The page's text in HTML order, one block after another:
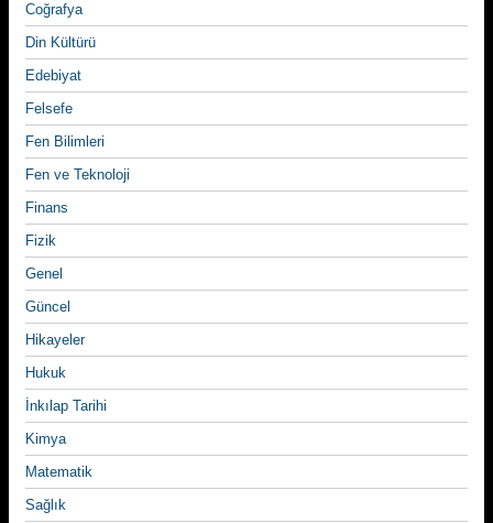
Coğrafya
Din Kültürü
Edebiyat
Felsefe
Fen Bilimleri
Fen ve Teknoloji
Finans
Fizik
Genel
Güncel
Hikayeler
Hukuk
İnkılap Tarihi
Kimya
Matematik
Sağlık